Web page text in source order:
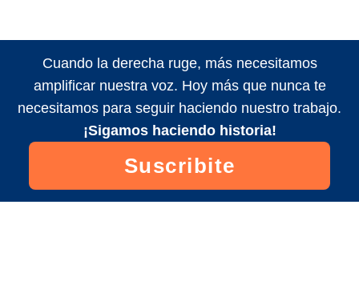
Cuando la derecha ruge, más necesitamos
amplificar nuestra voz. Hoy más que nunca te
necesitamos para seguir haciendo nuestro trabajo.
¡Sigamos haciendo historia!
Suscribite